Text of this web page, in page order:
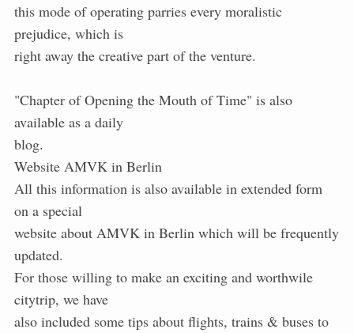
this mode of operating parries every moralistic
prejudice, which is
right away the creative part of the venture.
"Chapter of Opening the Mouth of Time" is also
available as a daily
blog.
Website AMVK in Berlin
All this information is also available in extended form
on a special
website about AMVK in Berlin which will be frequently
updated.
For those willing to make an exciting and worthwile
citytrip, we have
also included some tips about flights, trains & buses to